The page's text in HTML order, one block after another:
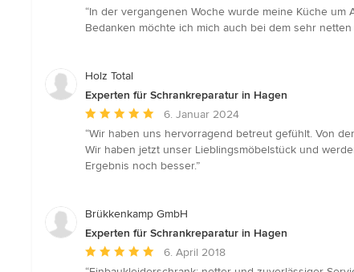
Bewertung:
5
Sternen
“In der vergangenen Woche wurde meine Küche
Bedanken möchte ich mich auch bei dem sehr
Holz Total
Experten für Schrankreparatur in Hagen
Durchschnittliche
Bewertung:
5
von
6. Januar 2024
“Wir haben uns hervorragend betreut gefühlt. Von
Wir haben jetzt unser Lieblingsmöbelstück und
Ergebnis noch besser.”
Brükkenkamp GmbH
Experten für Schrankreparatur in Hagen
Durchschnittliche
Bewertung:
6. April 2018